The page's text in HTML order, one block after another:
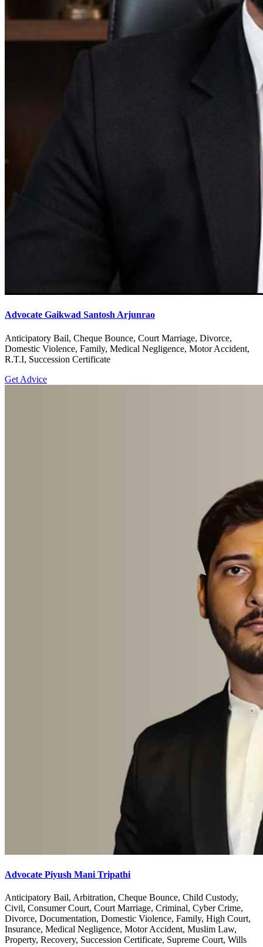
Advocate Gaikwad Santosh Arjunrao
Anticipatory Bail, Cheque Bounce, Court Marriage, Divorce,
Domestic Violence, Family, Medical Negligence, Motor Accident,
R.T.I, Succession Certificate
Get Advice
Advocate Piyush Mani Tripathi
Anticipatory Bail, Arbitration, Cheque Bounce, Child Custody,
Civil, Consumer Court, Court Marriage, Criminal, Cyber Crime,
Divorce, Documentation, Domestic Violence, Family, High Court,
Insurance, Medical Negligence, Motor Accident, Muslim Law,
Property, Recovery, Succession Certificate, Supreme Court, Wills